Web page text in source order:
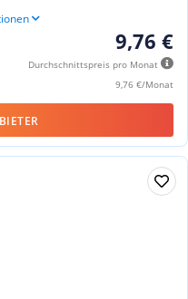
9,76 €
Durchschnittspreis pro Monat
9,76 €/Monat